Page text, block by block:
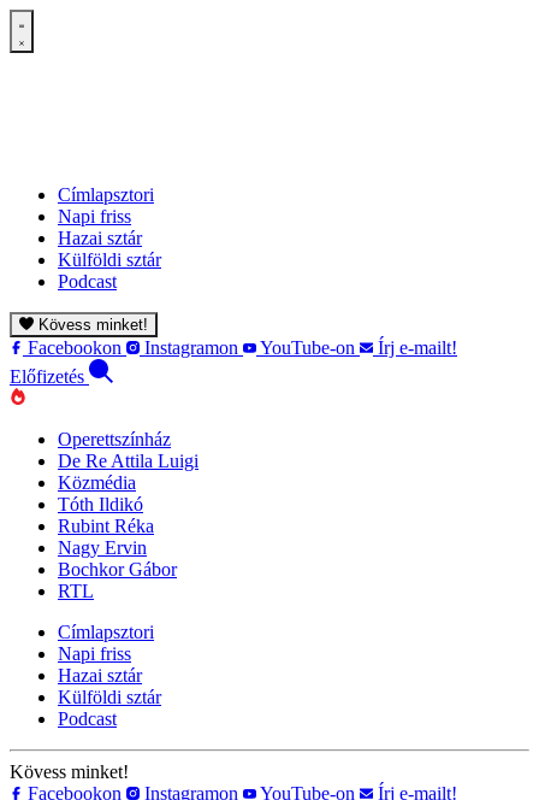
Címlapsztori
Napi friss
Hazai sztár
Külföldi sztár
Podcast
Kövess minket!
Facebookon Instagramon YouTube-on
Írj e-mailt!
Előfizetés
Operettszínház
De Re Attila Luigi
Közmédia
Tóth Ildikó
Rubint Réka
Nagy Ervin
Bochkor Gábor
RTL
Címlapsztori
Napi friss
Hazai sztár
Külföldi sztár
Podcast
Kövess minket!
Facebookon
Instagramon YouTube-on Írj e-mailt!